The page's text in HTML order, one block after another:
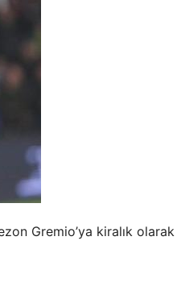
Gremio’ya kiralık olarak